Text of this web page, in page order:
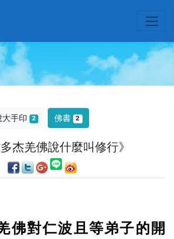
手印 2 佛書 2
多杰羌佛說什麼叫修行》
佛對仁波且等弟子的開